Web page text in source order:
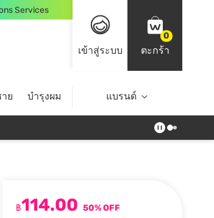
Services
เข้าสู่ระบบ
0
ตะกร้า
ย บำรุงผม ไลฟ์สไตล์ Top Brands
แบรนด์
฿114.00 50% OFF